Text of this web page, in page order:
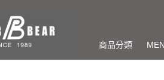
商品分類